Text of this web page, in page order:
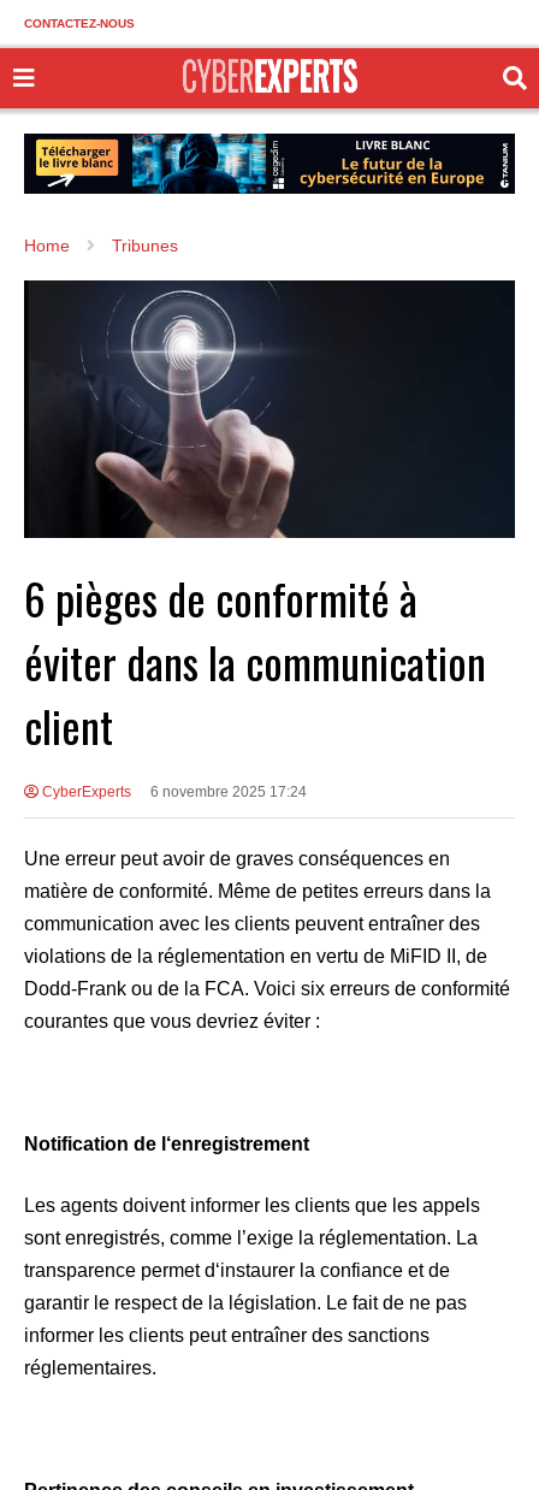
CONTACTEZ-NOUS
Home Tribunes
6 pièges de conformité à
éviter dans la communication
client
CyberExperts 6 novembre 2025 17:24
Une erreur peut avoir de graves conséquences en
matière de conformité. Même de petites erreurs dans la
communication avec les clients peuvent entraîner des
violations de la réglementation en vertu de MiFID II, de
Dodd-Frank ou de la FCA. Voici six erreurs de conformité
courantes que vous devriez éviter :
Notification de l‘enregistrement
Les agents doivent informer les clients que les appels
sont enregistrés, comme l’exige la réglementation. La
transparence permet d‘instaurer la confiance et de
garantir le respect de la législation. Le fait de ne pas
informer les clients peut entraîner des sanctions
réglementaires.